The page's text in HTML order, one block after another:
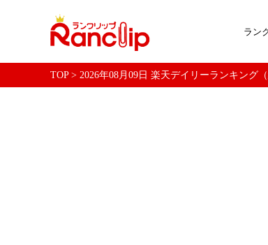
ラン
TOP> 2026年08月09日 楽天デイリーランキング（